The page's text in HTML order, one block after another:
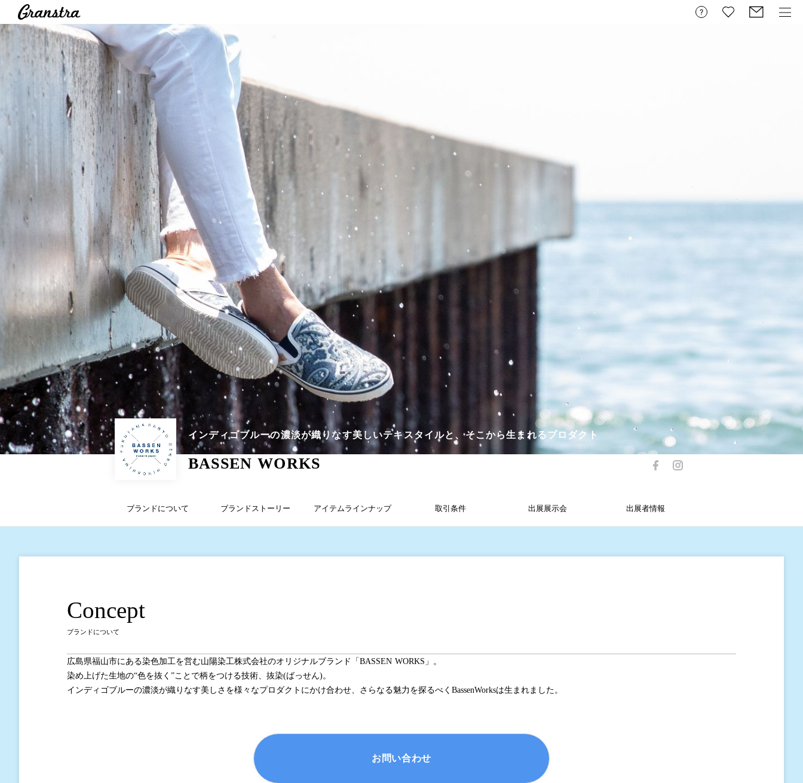
インディゴブルーの濃淡が織りなす美しいテキスタイルと、そこから生まれるプロダクト
BASSEN WORKS
ブランドについて ブランドストーリー アイテムラインナップ 取引条件 出展展示会 出展者情報
Concept
ブランドについて
広島県福山市にある染色加工を営む山陽染工株式会社のオリジナルブランド「BASSEN WORKS」。
染め上げた生地の“色を抜く”ことで柄をつける技術、抜染(ばっせん)。
お問い合わせ